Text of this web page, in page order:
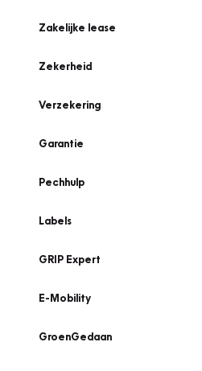
Zakelijke lease
Zekerheid
Verzekering
Garantie
Pechhulp
Labels
GRIP Expert
E-Mobility
GroenGedaan